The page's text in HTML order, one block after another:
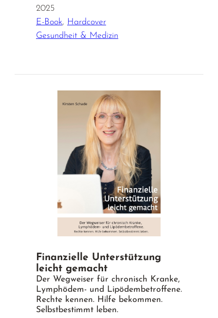
2025
E-Book, Hardcover
Gesundheit & Medizin
Finanzielle Unterstützung
leicht gemacht
Der Wegweiser für chronisch Kranke,
Lymphödem- und Lipödembetroffene.
Rechte kennen. Hilfe bekommen.
Selbstbestimmt leben.